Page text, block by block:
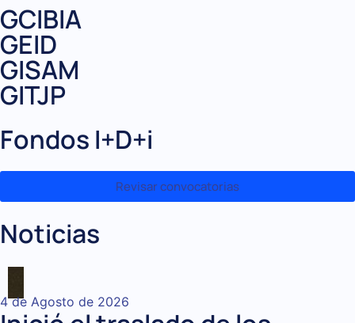
GCIBIA
GEID
GISAM
GITJP
Fondos I+D+i
Revisar convocatorias
Noticias
4 de Agosto de 2026